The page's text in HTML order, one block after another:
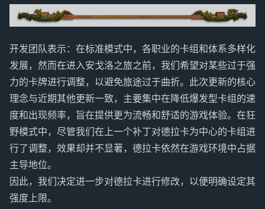
开发团队表示：在标准模式中，各职业的卡组和体系多样化
发展，然而在进入安戈洛之旅之前，我们希望对某些过于强
力的卡牌进行调整，以避免旅途过于曲折。此次更新的核心
理念与近期其他更新一致，主要集中在降低爆发型卡组的速
度和出现频率，旨在提供更为流畅和舒适的游戏体验。在狂
野模式中，尽管我们在上一个补丁对德拉卡为中心的卡组进
行了调整，效果却并不显著，德拉卡依然在游戏环境中占据
主导地位。
因此，我们决定进一步对德拉卡进行修改，以便明确设定其
强度上限。